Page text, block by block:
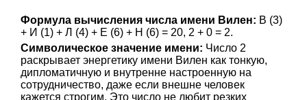
Формула вычисления числа имени Вилен: В (3)
+ И (1) + Л (4) + Е (6) + Н (6) = 20, 2 + 0 = 2.
Символическое значение имени: Число 2
раскрывает энергетику имени Вилен как тонкую,
дипломатичную и внутренне настроенную на
сотрудничество, даже если внешне человек
кажется строгим. Это число не любит резких